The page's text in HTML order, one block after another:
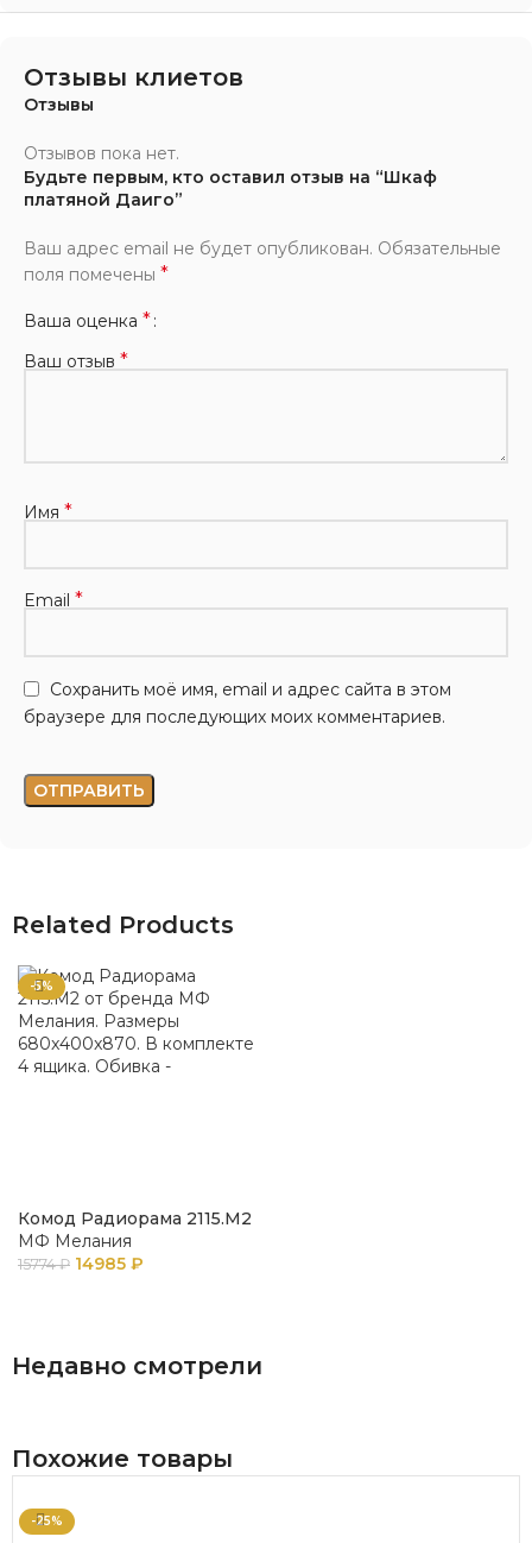
Отзывы клиетов
Отзывы
Отзывов пока нет.
Будьте первым, кто оставил отзыв на “Шкаф
платяной Даиго”
Ваш адрес email не будет опубликован. Обязательные
поля помечены *
Ваша оценка *
Ваш отзыв *
Имя *
Email *
Сохранить моё имя, email и адрес сайта в этом
браузере для последующих моих комментариев.
Related Products
-5%
Комод Радиорама 2115.М2
МФ Мелания
15774₽ 14985 ₽
Недавно смотрели
Похожие товары
-25%